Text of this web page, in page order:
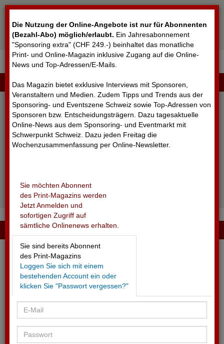
Die Nutzung der Online-Angebote ist nur für Abonnenten
(Bezahl-Abo) möglich/erlaubt. Ein Jahresabonnement
"Sponsoring extra" (CHF 249.-) beinhaltet das monatliche
Print- und Online-Magazin inklusive Zugang auf die Online-
News und Top-Adressen/E-Mails.
Das Magazin bietet exklusive Interviews mit Sponsoren,
Veranstaltern und Medien. Zudem Tipps und Trends aus der
Sponsoring- und Eventszene Schweiz sowie Top-Adressen von
Sponsoren bzw. Entscheidungsträgern. Dazu tagesaktuelle
Online-News aus dem Sponsoring- und Eventmarkt mit
Schwerpunkt Schweiz. Dazu jeden Freitag die
Wochenzusammenfassung per Online-Newsletter.
Sie möchten Abonnent
des Print-Magazins werden
Jetzt Anmelden und
sofortigen Zugriff auf
sämtliche Onlinenews erhalten.
Sie sind bereits Abonnent
des Print-Magazins
Loggen Sie sich mit einem
bestehenden Account ein oder
klicken Sie "Passwort vergessen?"
LOGIN
Passwort vergessen?
Noch nicht registriert?
16.05.2026 - EVZ
Update zur Stadion-Erweiterung
Cookie-Einstellungen